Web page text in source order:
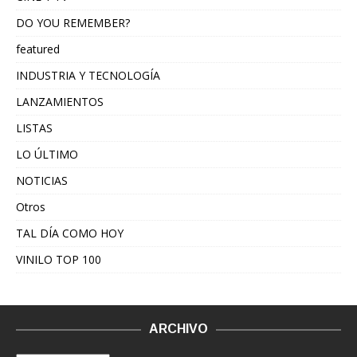
DO YOU REMEMBER?
featured
INDUSTRIA Y TECNOLOGÍA
LANZAMIENTOS
LISTAS
LO ÚLTIMO
NOTICIAS
Otros
TAL DÍA COMO HOY
VINILO TOP 100
ARCHIVO